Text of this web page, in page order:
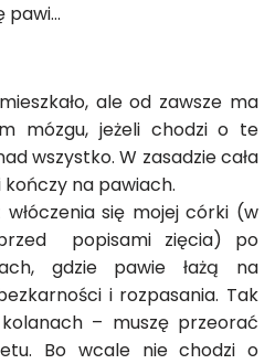
pawi…
ale od zawsze ma
mózgu, jeżeli chodzi o te
wszystko. W zasadzie cała
na pawiach.
się mojej córki (w
popisami zięcia) po
gdzie pawie łażą na
i rozpasania. Tak
– muszę przeorać
Bo wcale nie chodzi o